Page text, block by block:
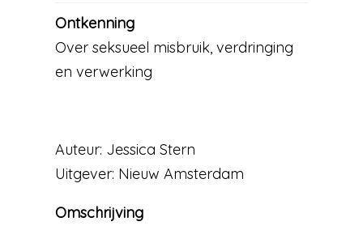
Ontkenning
Over seksueel misbruik, verdringing
en verwerking
Auteur: Jessica Stern
Uitgever: Nieuw Amsterdam
Omschrijving